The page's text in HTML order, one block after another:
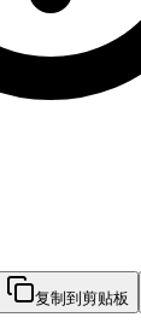
复制到剪贴板